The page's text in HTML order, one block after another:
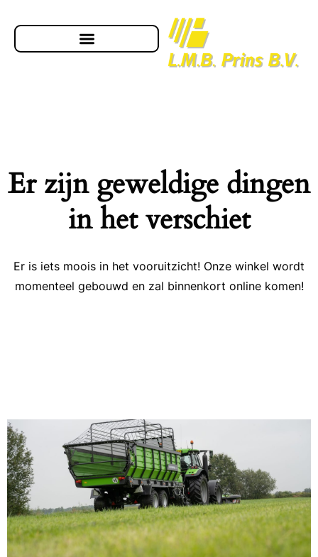
Er zijn geweldige dingen
in het verschiet
Er is iets moois in het vooruitzicht! Onze winkel wordt
momenteel gebouwd en zal binnenkort online komen!